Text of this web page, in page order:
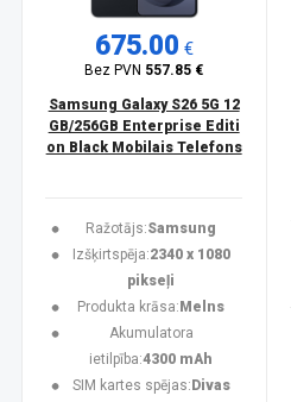
675.00 €
Bez PVN 557.85 €
Samsung Galaxy S26 5G 12
GB/256GB Enterprise Editi
on Black Mobilais Telefons
Ražotājs:Samsung
Izšķirtspēja:2340 x 1080
pikseļi
Produkta krāsa: Melns
Akumulatora
ietilpība:4300 mAh
SIM kartes spējas: Divas